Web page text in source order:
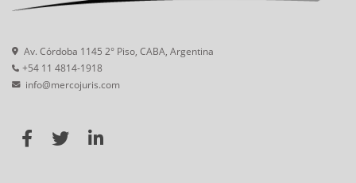
Av. Córdoba 1145 2° Piso, CABA, Argentina
+54 11 4814-1918
info@mercojuris.com